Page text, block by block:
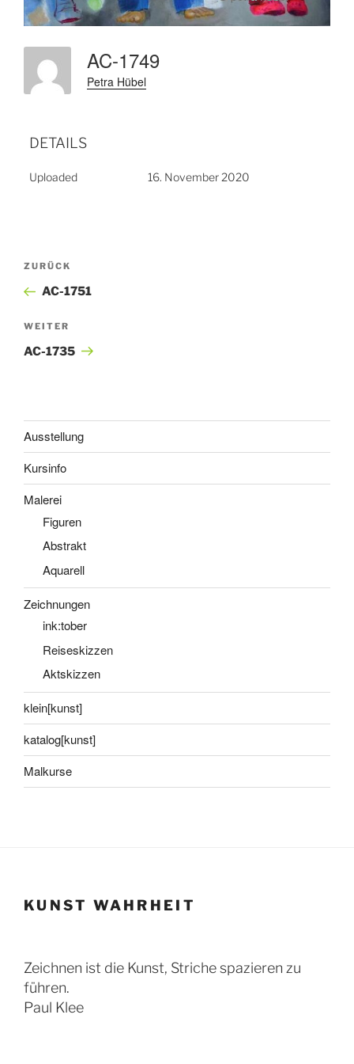
AC-1749
Petra Hübel
DETAILS
Uploaded 16. November 2020
Beitragsnavigation
Vorheriger
Beitrag
ZURÜCK
AC-1751
Nächster
Beitrag
WEITER
AC-1735
Ausstellung
Kursinfo
Malerei
Figuren
Abstrakt
Aquarell
Zeichnungen
ink:tober
Reiseskizzen
Aktskizzen
klein[kunst]
katalog[kunst]
Malkurse
KUNST WAHRHEIT
Zeichnen ist die Kunst, Striche spazieren zu
führen.
Paul Klee